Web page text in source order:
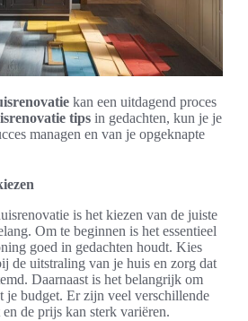
kan een uitdagend proces
tips in gedachten, kun je je
managen en van je opgeknapte
is het kiezen van de juiste
Om te beginnen is het essentieel
goed in gedachten houdt. Kies
de uitstraling van je huis en zorg dat
Daarnaast is het belangrijk om
je budget. Er zijn veel verschillende
de prijs kan sterk variëren.